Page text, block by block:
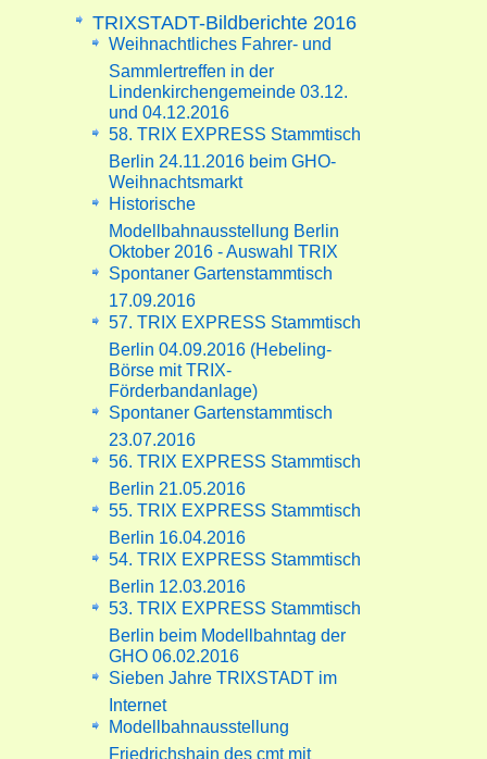
TRIXSTADT-Bildberichte 2016
Weihnachtliches Fahrer- und
Sammlertreffen in der
Lindenkirchengemeinde 03.12.
und 04.12.2016
58. TRIX EXPRESS Stammtisch
Berlin 24.11.2016 beim GHO-
Weihnachtsmarkt
Historische
Modellbahnausstellung Berlin
Oktober 2016 - Auswahl TRIX
Spontaner Gartenstammtisch
17.09.2016
57. TRIX EXPRESS Stammtisch
Berlin 04.09.2016 (Hebeling-
Börse mit TRIX-
Förderbandanlage)
Spontaner Gartenstammtisch
23.07.2016
56. TRIX EXPRESS Stammtisch
Berlin 21.05.2016
55. TRIX EXPRESS Stammtisch
Berlin 16.04.2016
54. TRIX EXPRESS Stammtisch
Berlin 12.03.2016
53. TRIX EXPRESS Stammtisch
Berlin beim Modellbahntag der
GHO 06.02.2016
Sieben Jahre TRIXSTADT im
Internet
Modellbahnausstellung
Friedrichshain des cmt mit